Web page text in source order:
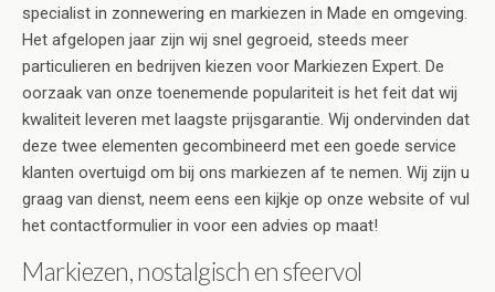
specialist in zonnewering en markiezen in Made en omgeving.
Het afgelopen jaar zijn wij snel gegroeid, steeds meer
particulieren en bedrijven kiezen voor Markiezen Expert. De
oorzaak van onze toenemende populariteit is het feit dat wij
kwaliteit leveren met laagste prijsgarantie. Wij ondervinden dat
deze twee elementen gecombineerd met een goede service
klanten overtuigd om bij ons markiezen af te nemen. Wij zijn u
graag van dienst, neem eens een kijkje op onze website of vul
het contactformulier in voor een advies op maat!
Markiezen, nostalgisch en sfeervol